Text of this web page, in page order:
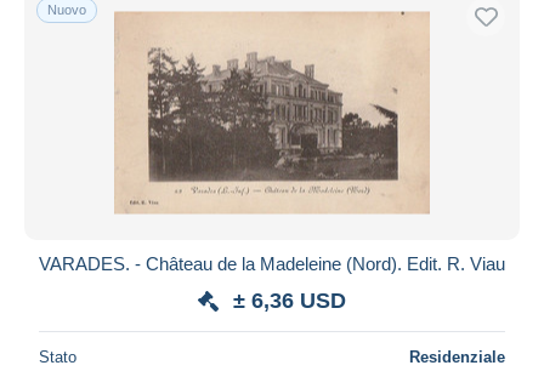
Aggiorna
Nuovo
VARADES. - Château de la Madeleine (Nord). Edit. R. Viau
± 6,36 USD
Stato Residenziale